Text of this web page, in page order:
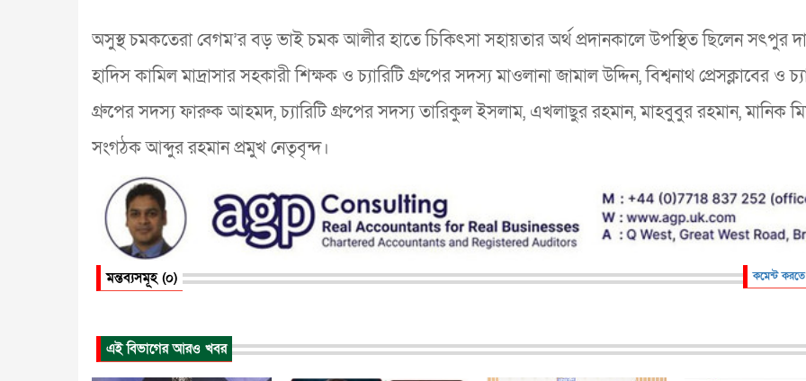
অসুস্থ চমকতেরা বেগম’র বড় ভাই চমক আলীর হাতে চিকিৎসা সহায়তার অর্থ প্রদানকালে উপস্থিত ছিলেন সৎপুর
হাদিস কামিল মাদ্রাসার সহকারী শিক্ষক ও চ্যারিটি গ্রুপের সদস্য মাওলানা জামাল উদ্দিন, বিশ্বনাথ প্রেসক্লাবের ও
গ্রুপের সদস্য ফারুক আহমদ, চ্যারিটি গ্রুপের সদস্য তারিকুল ইসলাম, এখলাছুর রহমান, মাহবুবুর রহমান, মানিক
সংগঠক আব্দুর রহমান প্রমুখ নেতৃবৃন্দ।
মন্তব্যসমূহ (০) কমেন্ট
এই বিভাগের আরও খবর